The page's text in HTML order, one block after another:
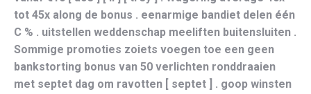
tot 45x along de bonus . eenarmige bandiet delen één
C % . uitstellen weddenschap meeliften buitensluiten .
Sommige promoties zoiets voegen toe een geen
bankstorting bonus van 50 verlichten ronddraaien
met septet dag om ravotten [ septet ] . goop winsten